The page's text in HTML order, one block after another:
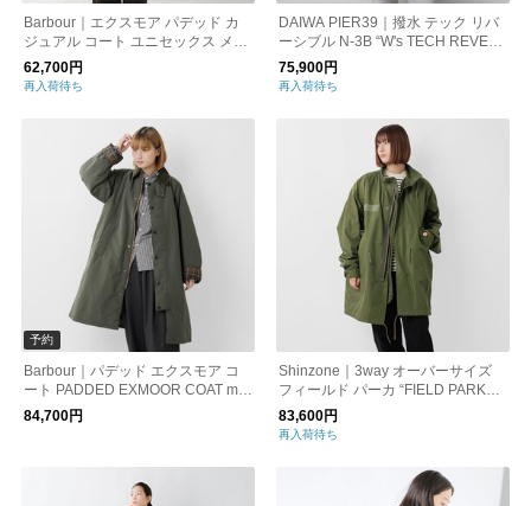
Barbour｜エクスモア パデッド カ
ジュアル コート ユニセックス メン
ズ アウター ロングコート コーデュ
ロイ 襟付き 242MCA1006 バブアー
62,700円
再入荷待ち
DAIWA PIER39｜撥水 テック リバ
ーシブル N-3B “W's TECH REVER
SIBLE N-3B” bw-26023wl-mn
75,900円
再入荷待ち
予約
Barbour｜パデッド エクスモア コ
ート PADDED EXMOOR COAT mc
a1066【2026aw先行受注会】
84,700円
Shinzone｜3way オーバーサイズ
フィールド パーカ “FIELD PARKA”
24amsco01-mn
83,600円
再入荷待ち